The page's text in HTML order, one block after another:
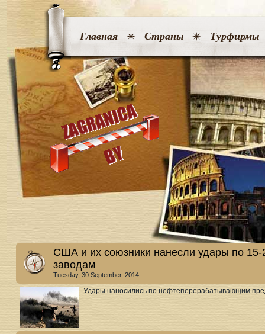
Главная Страны Турфирмы
США и их союзники нанесли удары по
заводам
Tuesday, 30 September. 2014
Удары наносились по нефтеперерабатывающим